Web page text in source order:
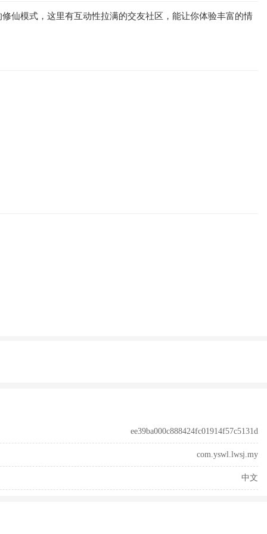
仙模式，这里有互动性拉满的交友社区，能让你体验丰富的情
ee39ba000c888424fc01914f57c5131d
com.yswl.lwsj.my
中文